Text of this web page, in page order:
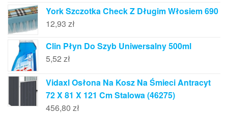
York Szczotka Check Z Długim Włosiem 690
12,93 zł
Clin Płyn Do Szyb Uniwersalny 500ml
5,52 zł
Vidaxl Osłona Na Kosz Na Śmieci Antracyt
72 X 81 X 121 Cm Stalowa (46275)
456,80 zł